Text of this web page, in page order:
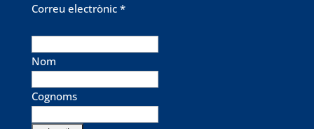
Correu electrònic *
Nom
Cognoms